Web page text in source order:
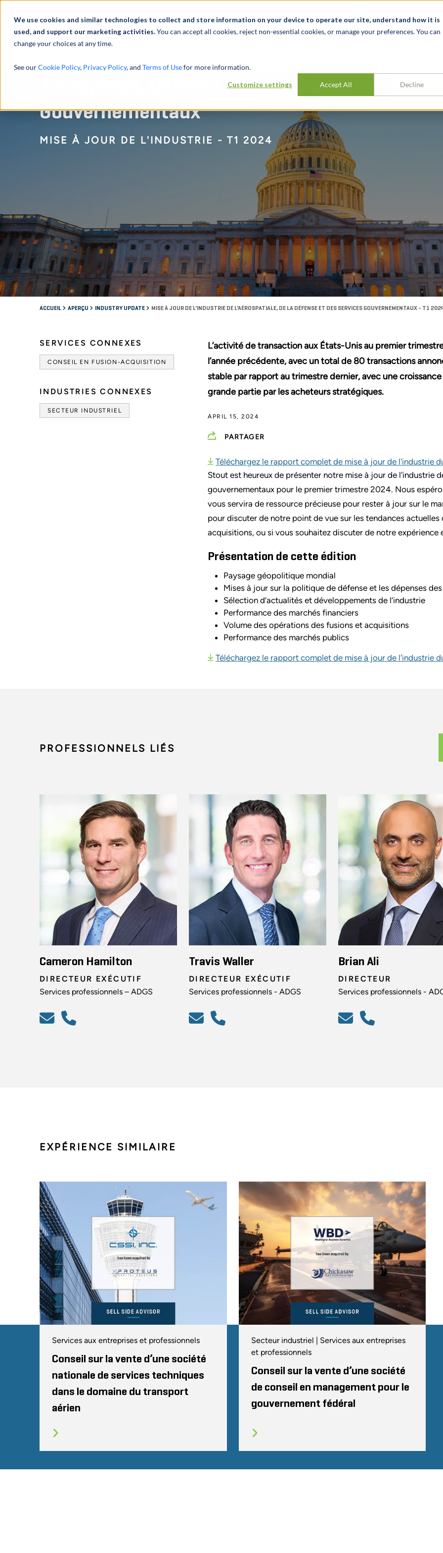
We use cookies and similar technologies to collect and store information on your device to operate our site, understand how it is
used, and support our marketing activities.You can accept all cookies, reject non-essential cookies, or manage your preferences. You can
change your choices at any time.
See ourCookie Policy, Privacy Policy, and Terms of Usefor more information.
Customize settings Accept All Decline
Aérospatial, Défense et Services
Gouvernementaux
MISE À JOUR DE L'INDUSTRIE - T1 2024
ACCUEIL APERÇU INDUSTRY UPDATE MISE À JOUR DE L'INDUSTRIE DE L'AÉROSPATIALE, DE LA DÉFENSE ET DES SERVICES GOUVERNEMENTAUX - T1
SERVICES CONNEXES
CONSEIL EN FUSION-ACQUISITION
INDUSTRIES CONNEXES
SECTEUR INDUSTRIEL
L’activité de transaction aux États-Unis au premier
l’année précédente, avec un total de 80 transactions
stable par rapport au trimestre dernier, avec une
grande partie par les acheteurs stratégiques.
APRIL 15, 2024
PARTAGER
Téléchargez le rapport complet de mise à jour de l'industrie
Stout est heureux de présenter notre mise à jour de l'industrie
gouvernementaux pour le premier trimestre 2024. Nous
vous servira de ressource précieuse pour rester à jour sur le
pour discuter de notre point de vue sur les tendances
acquisitions, ou si vous souhaitez discuter de notre expérience
Présentation de cette édition
Paysage géopolitique mondial
Mises à jour sur la politique de défense et les dépenses
Sélection d’actualités et développements de l’industrie
Performance des marchés financiers
Volume des opérations des fusions et acquisitions
Performance des marchés publics
Téléchargez le rapport complet de mise à jour de l'industrie
PROFESSIONNELS LIÉS
Cameron Hamilton
DIRECTEUR EXÉCUTIF
Services professionnels – ADGS
Travis Waller
DIRECTEUR EXÉCUTIF
Services professionnels - ADGS
Brian Ali
DIRECTEUR
Services professionnels -
EXPÉRIENCE SIMILAIRE
Services aux entreprises et professionnels
Conseil sur la vente d’une société
nationale de services techniques
dans le domaine du transport
aérien
Secteur industriel | Services aux entreprises
et professionnels
Conseil sur la vente d’une société
de conseil en management pour le
gouvernement fédéral